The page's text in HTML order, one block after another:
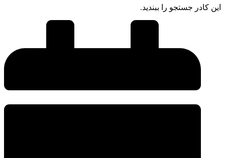
جستجو را ببندید.